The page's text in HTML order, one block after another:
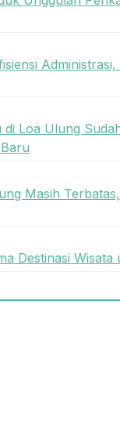
Loa Ulung
Masih
Destinasi